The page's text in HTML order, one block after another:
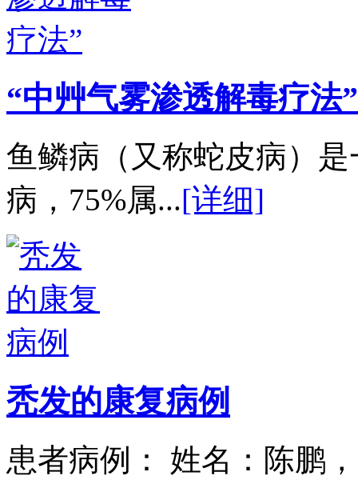
“中艸气雾渗透解毒疗法”
鱼鳞病（又称蛇皮病）
病，75%属...[详细]
秃发的康复病例
患者病例： 姓名：陈鹏